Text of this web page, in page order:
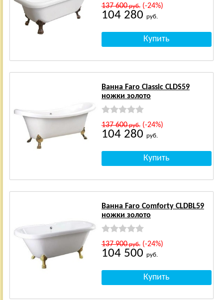
137 600руб.(-24%)
104 280 руб.
Ванна Faro Classic CLDS59
ножки золото
137 600руб.(-24%)
104 280 руб.
Ванна Faro Comforty CLDBL59
ножки золото
137 900руб.(-24%)
104 500 руб.